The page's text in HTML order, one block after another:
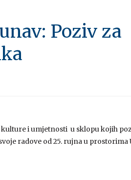
Poziv za
i umjetnosti u sklopu kojih
radove od 25. rujna u prostorima